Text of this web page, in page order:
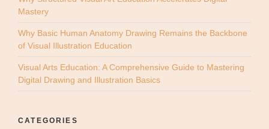
Mastery
Why Basic Human Anatomy Drawing Remains the Backbone
of Visual Illustration Education
Visual Arts Education: A Comprehensive Guide to Mastering
Digital Drawing and Illustration Basics
CATEGORIES